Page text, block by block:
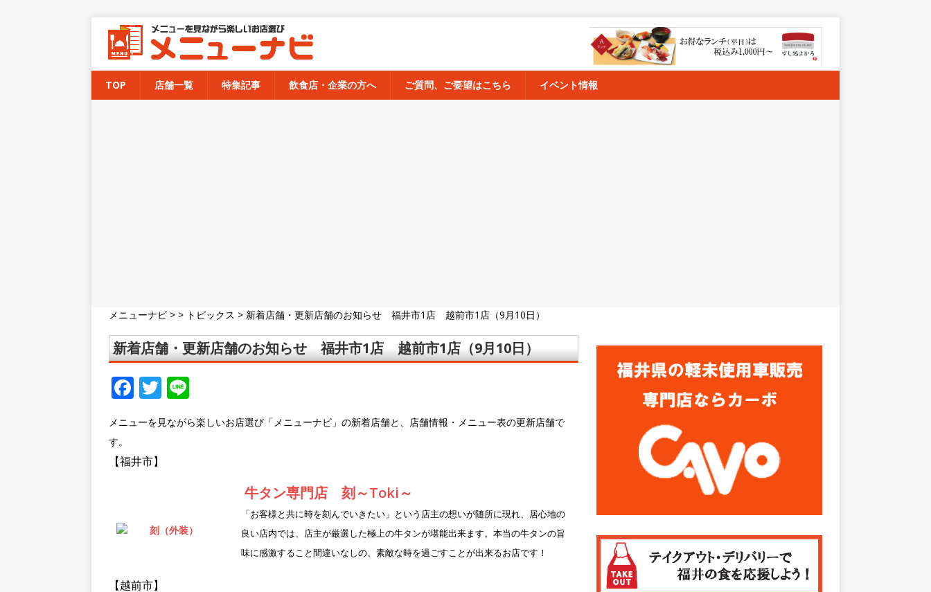
TOP 店舗一覧 特集記事 飲食店・企業の方へ ご質問、ご要望はこちら イベント情報
メニューナビ > > トピックス > 新着店舗・更新店舗のお知らせ 福井市1店 越前市1店（9月10日）
新着店舗・更新店舗のお知らせ 福井市1店 越前市1店（9月10日）
F
c
e
b
T
it
n
e
メニューを見ながら楽しいお店選び「メニューナビ」の新着店舗と、店舗情報・メニュー表の更新店舗で
す。
【福井市】
牛タン専門店 刻～Toki～
「お客様と共に時を刻んでいきたい」という店主の想いが随所に現れ、居心地の
良い店内では、店主が厳選した極上の牛タンが堪能出来ます。本当の牛タンの旨
味に感激すること間違いなしの、素敵な時を過ごすことが出来るお店です！
【越前市】